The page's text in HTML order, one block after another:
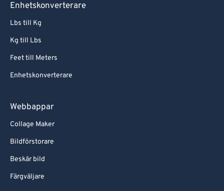
Enhetskonverterare
Lbs till Kg
Kg till Lbs
Feet till Meters
Enhetskonverterare
Webbappar
Collage Maker
Bildförstorare
Beskär bild
Färgväljare